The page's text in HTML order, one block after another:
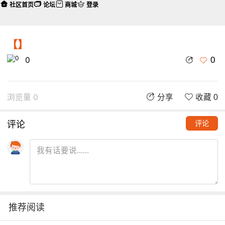
【】
0 0
浏览量 0 分享 收藏 0
评论 评论
推荐阅读
社区首页 论坛 商城 登录